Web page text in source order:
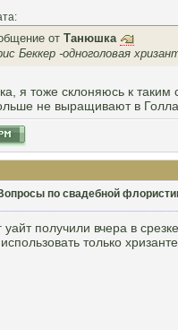
от Танюшка
Беккер -одноголовая
я тоже склоняюсь к таким
не выращивают в
по свадебной
уайт получили вчера в
только